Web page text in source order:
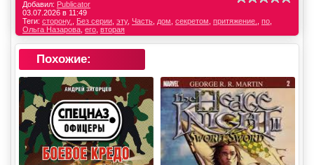
Добавил: Publicator
03.07.2026 в 11:49
Теги: сторону. Без серии эту, Часть дом секретом притяжение. по
Ольга Назарова его вторая
Похожие: